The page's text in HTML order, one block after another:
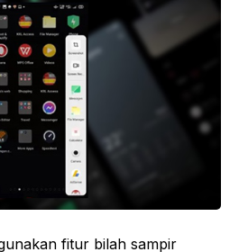
fitur bilah sampir